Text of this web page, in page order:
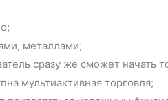
металлами;
сразу же сможет начать
мультиактивная торговля;